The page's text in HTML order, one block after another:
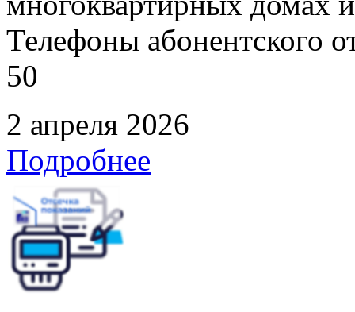
Телефоны абонентского
50
2 апреля 2026
Подробнее